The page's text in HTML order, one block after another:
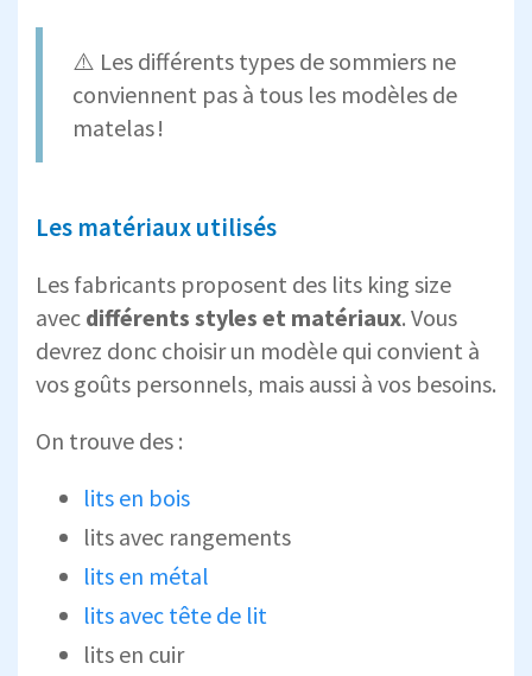
⚠️ Les différents types de sommiers ne
conviennent pas à tous les modèles de
matelas !
Les matériaux utilisés
Les fabricants proposent des lits king size
avec différents styles et matériaux. Vous
devrez donc choisir un modèle qui convient à
vos goûts personnels, mais aussi à vos besoins.
On trouve des :
lits en bois
lits avec rangements
lits en métal
lits avec tête de lit
lits en cuir